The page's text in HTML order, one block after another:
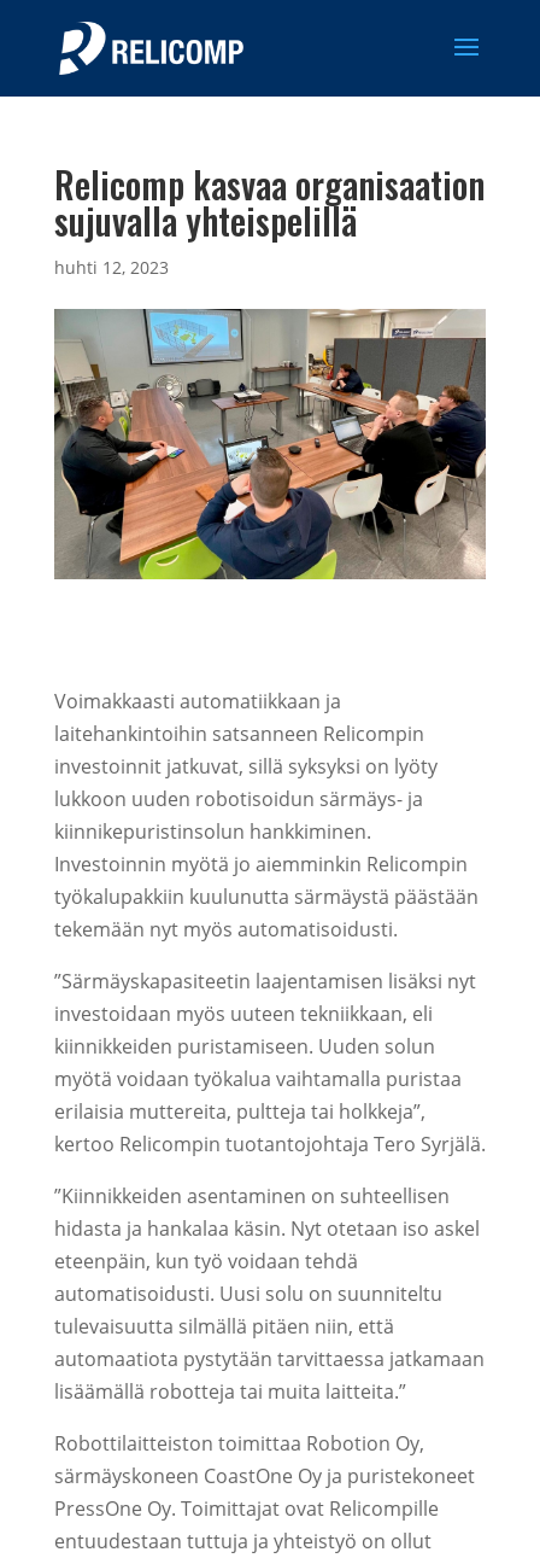
Relicomp kasvaa organisaation
sujuvalla yhteispelillä
huhti 12, 2023
Voimakkaasti automatiikkaan ja
laitehankintoihin satsanneen Relicompin
investoinnit jatkuvat, sillä syksyksi on lyöty
lukkoon uuden robotisoidun särmäys- ja
kiinnikepuristinsolun hankkiminen.
Investoinnin myötä jo aiemminkin Relicompin
työkalupakkiin kuulunutta särmäystä päästään
tekemään nyt myös automatisoidusti.
”Särmäyskapasiteetin laajentamisen lisäksi nyt
investoidaan myös uuteen tekniikkaan, eli
kiinnikkeiden puristamiseen. Uuden solun
myötä voidaan työkalua vaihtamalla puristaa
erilaisia muttereita, pultteja tai holkkeja”,
kertoo Relicompin tuotantojohtaja Tero Syrjälä.
”Kiinnikkeiden asentaminen on suhteellisen
hidasta ja hankalaa käsin. Nyt otetaan iso askel
eteenpäin, kun työ voidaan tehdä
automatisoidusti. Uusi solu on suunniteltu
tulevaisuutta silmällä pitäen niin, että
automaatiota pystytään tarvittaessa jatkamaan
lisäämällä robotteja tai muita laitteita.”
Robottilaitteiston toimittaa Robotion Oy,
särmäyskoneen CoastOne Oy ja puristekoneet
PressOne Oy. Toimittajat ovat Relicompille
entuudestaan tuttuja ja yhteistyö on ollut